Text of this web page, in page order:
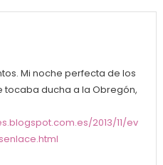
Mi noche perfecta de los
tocaba ducha a la Obregón,
2013/11/ev